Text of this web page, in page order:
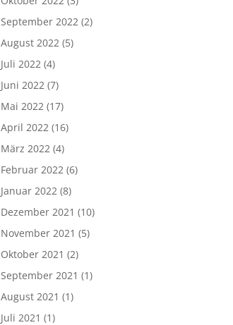
September 2022 (2)
August 2022 (5)
Juli 2022 (4)
Juni 2022 (7)
Mai 2022 (17)
April 2022 (16)
März 2022 (4)
Februar 2022 (6)
Januar 2022 (8)
Dezember 2021 (10)
November 2021 (5)
Oktober 2021 (2)
September 2021 (1)
August 2021 (1)
Juli 2021 (1)